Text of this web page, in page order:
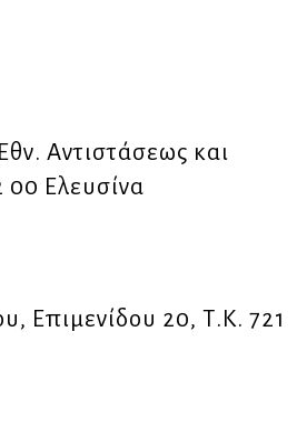
Αντιστάσεως και
Ελευσίνα
Επιμενίδου 20, Τ.Κ. 721